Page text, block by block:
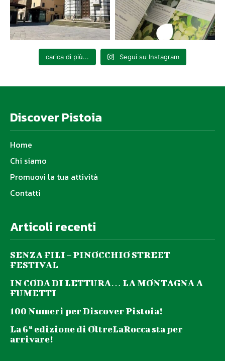
carica di più... Segui su Instagram
Discover Pistoia
Home
Chi siamo
Promuovi la tua attività
Contatti
Articoli recenti
SENZA FILI – PINOCCHIO STREET
FESTIVAL
IN CODA DI LETTURA… LA MONTAGNA A
FUMETTI
100 Numeri per Discover Pistoia!
La 6ª edizione di OltreLaRocca sta per
arrivare!